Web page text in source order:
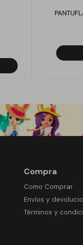
Compra
Como Comprar
Envíos y
Términos y